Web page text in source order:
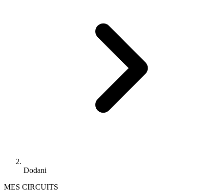
Dodani
MES CIRCUITS